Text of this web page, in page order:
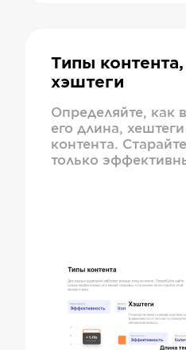
Типы
хэштеги
Определяйте, как
его длина,
контента.
только